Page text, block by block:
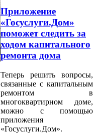
Приложение
«Госуслуги.Дом»
поможет следить за
ходом капитального
ремонта дома
Теперь решить вопросы,
связанные с капитальным
ремонтом в
многоквартирном доме,
можно с помощью
приложения
«Госуслуги.Дом».